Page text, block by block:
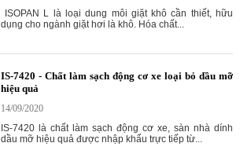
ISOPAN L là loại dung môi giặt khô cần thiết, hữu
dụng cho ngành giặt hơi là khô. Hóa chất...
IS-7420 - Chất làm sạch động cơ xe loại bỏ dầu mỡ
hiệu quả
14/09/2020
IS-7420 là chất làm sạch động cơ xe, sàn nhà dính
dầu mỡ hiệu quả được nhập khẩu trực tiếp từ...